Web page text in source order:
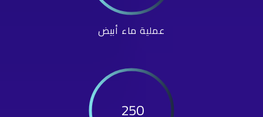
عملية ماء أبيض
250